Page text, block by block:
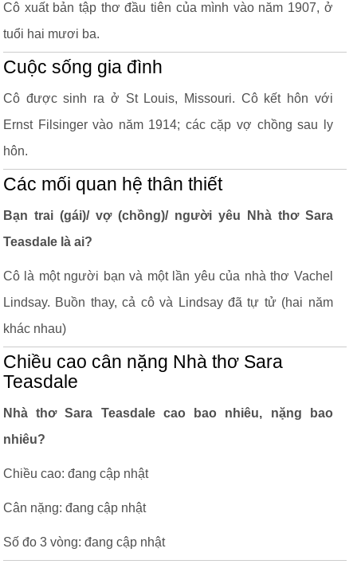
Cô xuất bản tập thơ đầu tiên của mình vào năm 1907, ở
tuổi hai mươi ba.
Cuộc sống gia đình
Cô được sinh ra ở St Louis, Missouri. Cô kết hôn với
Ernst Filsinger vào năm 1914; các cặp vợ chồng sau ly
hôn.
Các mối quan hệ thân thiết
Bạn trai (gái)/ vợ (chồng)/ người yêu Nhà thơ Sara
Teasdale là ai?
Cô là một người bạn và một lần yêu của nhà thơ Vachel
Lindsay. Buồn thay, cả cô và Lindsay đã tự tử (hai năm
khác nhau)
Chiều cao cân nặng Nhà thơ Sara
Teasdale
Nhà thơ Sara Teasdale cao bao nhiêu, nặng bao
nhiêu?
Chiều cao: đang cập nhật
Cân nặng: đang cập nhật
Số đo 3 vòng: đang cập nhật